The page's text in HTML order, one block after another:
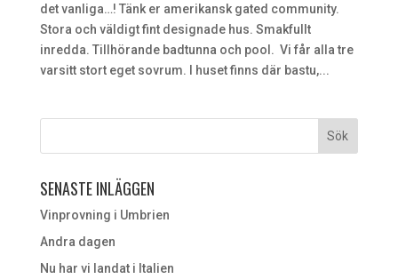
det vanliga…! Tänk er amerikansk gated community.
Stora och väldigt fint designade hus. Smakfullt
inredda. Tillhörande badtunna och pool. Vi får alla tre
varsitt stort eget sovrum. I huset finns där bastu,...
SENASTE INLÄGGEN
Vinprovning i Umbrien
Andra dagen
Nu har vi landat i Italien